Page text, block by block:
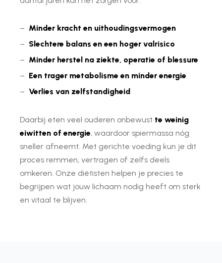
– Minder kracht en uithoudingsvermogen
– Slechtere balans en een hoger valrisico
– Minder herstel na ziekte, operatie of blessure
– Een trager metabolisme en minder energie
– Verlies van zelfstandigheid
Daarbij eten veel ouderen onbewust te weinig
eiwitten of energie, waardoor spiermassa nóg
sneller afneemt. Met gerichte voeding kun je dit
proces remmen, vertragen of zelfs deels
omkeren. Onze diëtisten helpen je precies te
begrijpen wat jouw lichaam nodig heeft om sterk
en vitaal te blijven.